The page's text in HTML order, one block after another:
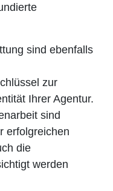
sind ebenfalls
zur
Ihrer Agentur.
sind
erfolgreichen
die
werden